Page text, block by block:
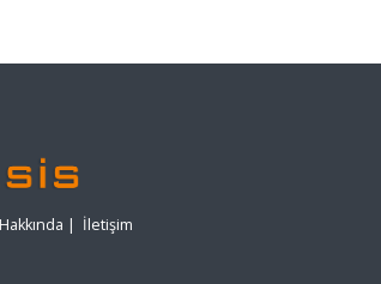
| İletişim